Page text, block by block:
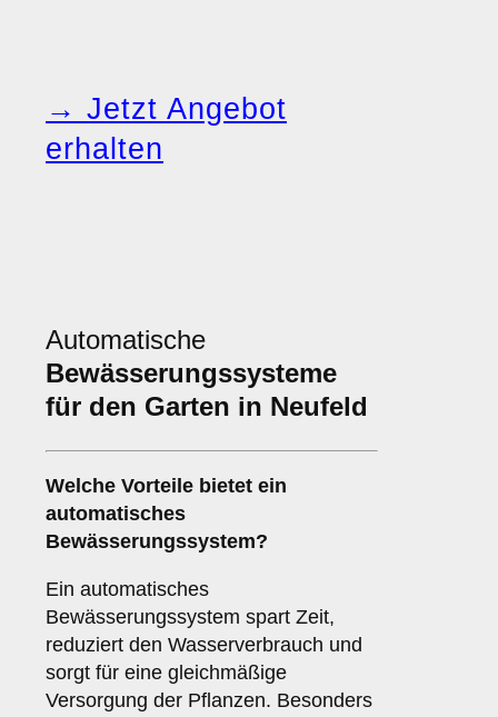
→ Jetzt Angebot
erhalten
Automatische
Bewässerungssysteme
für den Garten in Neufeld
Welche Vorteile bietet ein
automatisches
Bewässerungssystem?
Ein automatisches
Bewässerungssystem spart Zeit,
reduziert den Wasserverbrauch und
sorgt für eine gleichmäßige
Versorgung der Pflanzen. Besonders